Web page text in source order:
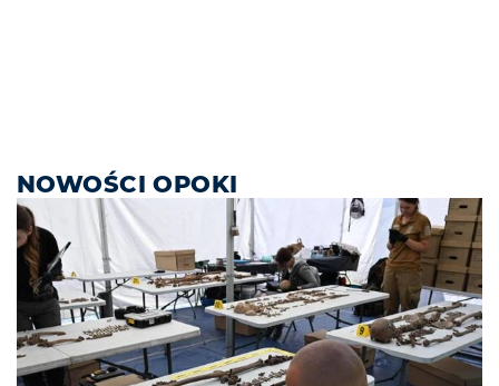
NOWOŚCI OPOKI